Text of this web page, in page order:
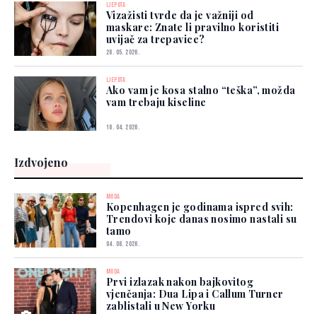
LJEPOTA
Vizažisti tvrde da je važniji od
maskare: Znate li pravilno koristiti
uvijač za trepavice?
28. 05. 2026.
LJEPOTA
Ako vam je kosa stalno “teška”, možda
vam trebaju kiseline
18. 04. 2026.
Izdvojeno
MODA
Kopenhagen je godinama ispred svih:
Trendovi koje danas nosimo nastali su
tamo
04. 08. 2026.
MODA
Prvi izlazak nakon bajkovitog
vjenčanja: Dua Lipa i Callum Turner
zablistali u New Yorku